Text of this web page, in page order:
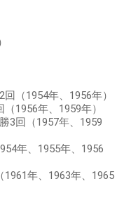
（1954年、1956年）
1956年、1959年）
回（1957年、1959
年、1955年、1956
年、1963年、1965